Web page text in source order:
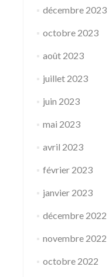
décembre 2023
octobre 2023
août 2023
juillet 2023
juin 2023
mai 2023
avril 2023
février 2023
janvier 2023
décembre 2022
novembre 2022
octobre 2022